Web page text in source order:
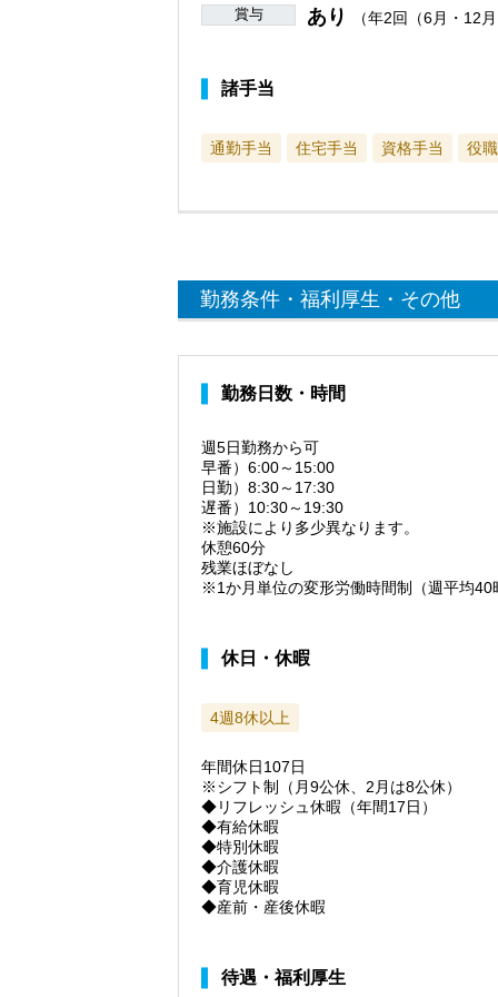
賞与 あり （年2回（6月・12月
諸手当
通勤手当 住宅手当 資格手当 役
勤務条件・福利厚生・その他
勤務日数・時間
週5日勤務から可
早番）6:00～15:00
日勤）8:30～17:30
遅番）10:30～19:30
※施設により多少異なります。
休憩60分
残業ほぼなし
※1か月単位の変形労働時間制（週平均40
休日・休暇
4週8休以上
年間休日107日
※シフト制（月9公休、2月は8公休）
◆リフレッシュ休暇（年間17日）
◆有給休暇
◆特別休暇
◆介護休暇
◆育児休暇
◆産前・産後休暇
待遇・福利厚生